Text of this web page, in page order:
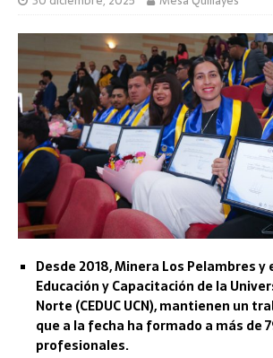
Desde 2018, Minera Los Pelambres y
Educación y Capacitación de la
Norte (CEDUC UCN), mantienen un
que a la fecha ha formado a más de
profesionales.